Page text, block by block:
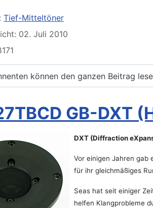
Tief-Mitteltöner
02. Juli 2010
können den ganzen Beitrag
GB-DXT
DXT (Diffraction
Vor einigen Jahren gab
für ihr gleichmäßiges
Seas hat seit einiger
helfen Klangprobleme